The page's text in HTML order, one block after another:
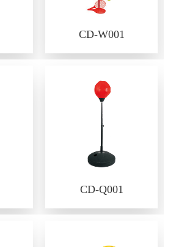
CD-W001
CD-Q001